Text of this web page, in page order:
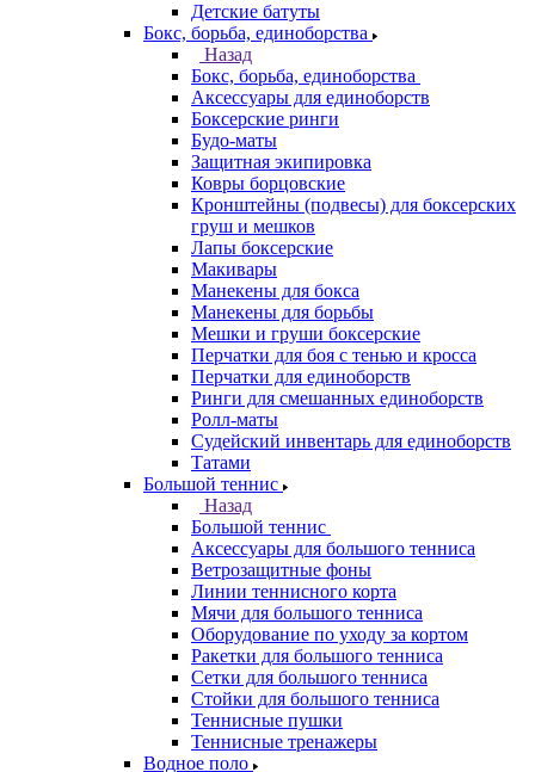
Детские батуты
Бокс, борьба, единоборства
Назад
Бокс, борьба, единоборства
Аксессуары для единоборств
Боксерские ринги
Будо-маты
Защитная экипировка
Ковры борцовские
Кронштейны (подвесы) для боксерских
груш и мешков
Лапы боксерские
Макивары
Манекены для бокса
Манекены для борьбы
Мешки и груши боксерские
Перчатки для боя с тенью и кросса
Перчатки для единоборств
Ринги для смешанных единоборств
Ролл-маты
Судейский инвентарь для единоборств
Татами
Большой теннис
Назад
Большой теннис
Аксессуары для большого тенниса
Ветрозащитные фоны
Линии теннисного корта
Мячи для большого тенниса
Оборудование по уходу за кортом
Ракетки для большого тенниса
Сетки для большого тенниса
Стойки для большого тенниса
Теннисные пушки
Теннисные тренажеры
Водное поло